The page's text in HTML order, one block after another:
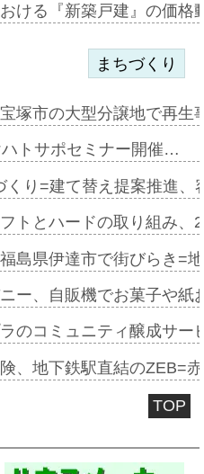
ける『新築戸建』の価
まちづくり
塚市の大型分譲地で再
トサポセミナー開催…
くり=建て替え提案推進
トとハードの取り組み
島県伊達市で街びらき=
ー、自販機でお菓子や
ラのコミュニティ醸成サ
、地下鉄駅直結のZEB=
TOP